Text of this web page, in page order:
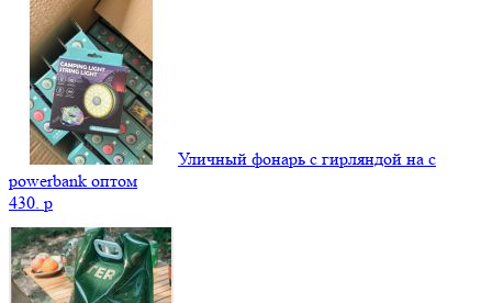
Уличный фонарь с гирляндой на с
powerbank оптом
430. p